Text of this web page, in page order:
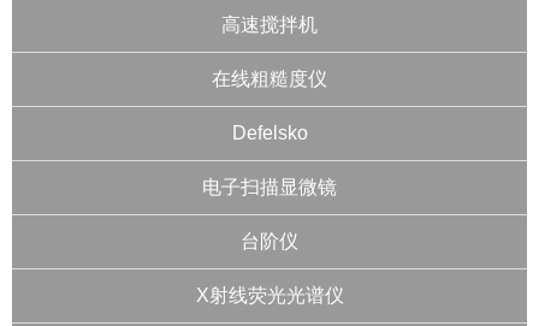
高速搅拌机
在线粗糙度仪
Defelsko
电子扫描显微镜
台阶仪
X射线荧光光谱仪